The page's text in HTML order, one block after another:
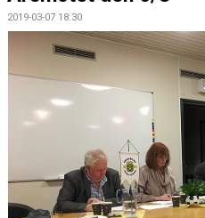
LÄNKAR
MEDLEMS OCH TRÄNINGSAVGIFTER
2019-03-07 18:30